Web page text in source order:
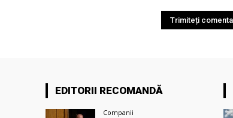
EDITORII RECOMANDĂ
Companii